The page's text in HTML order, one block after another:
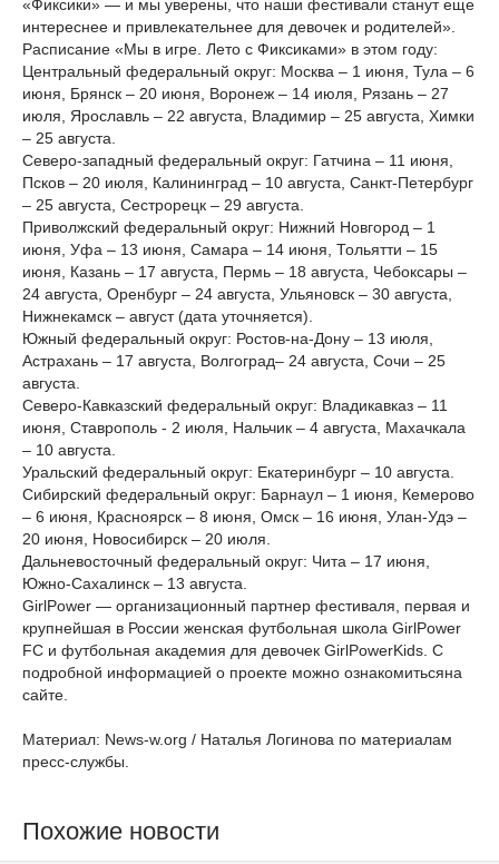
«Фиксики» — и мы уверены, что наши фестивали станут еще
интереснее и привлекательнее для девочек и родителей».
Расписание «Мы в игре. Лето с Фиксиками» в этом году:
Центральный федеральный округ: Москва – 1 июня, Тула – 6
июня, Брянск – 20 июня, Воронеж – 14 июля, Рязань – 27
июля, Ярославль – 22 августа, Владимир – 25 августа, Химки
– 25 августа.
Северо-западный федеральный округ: Гатчина – 11 июня,
Псков – 20 июля, Калининград – 10 августа, Санкт-Петербург
– 25 августа, Сестрорецк – 29 августа.
Приволжский федеральный округ: Нижний Новгород – 1
июня, Уфа – 13 июня, Самара – 14 июня, Тольятти – 15
июня, Казань – 17 августа, Пермь – 18 августа, Чебоксары –
24 августа, Оренбург – 24 августа, Ульяновск – 30 августа,
Нижнекамск – август (дата уточняется).
Южный федеральный округ: Ростов-на-Дону – 13 июля,
Астрахань – 17 августа, Волгоград– 24 августа, Сочи – 25
августа.
Северо-Кавказский федеральный округ: Владикавказ – 11
июня, Ставрополь - 2 июля, Нальчик – 4 августа, Махачкала
– 10 августа.
Уральский федеральный округ: Екатеринбург – 10 августа.
Сибирский федеральный округ: Барнаул – 1 июня, Кемерово
– 6 июня, Красноярск – 8 июня, Омск – 16 июня, Улан-Удэ –
20 июня, Новосибирск – 20 июля.
Дальневосточный федеральный округ: Чита – 17 июня,
Южно-Сахалинск – 13 августа.
GirlPower — организационный партнер фестиваля, первая и
крупнейшая в России женская футбольная школа GirlPower
FC и футбольная академия для девочек GirlPowerKids. С
подробной информацией о проекте можно ознакомитьсяна
сайте.
Материал: News-w.org / Наталья Логинова по материалам
пресс-службы.
Похожие новости